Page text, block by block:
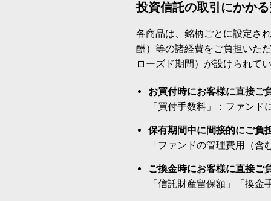
投資信託の取引にかか
各商品は、銘柄ごとに設定さ
酬）等の諸経費をご負担いた
ローズド期間）が設けられて
お買付時にお客様に直接ご
「買付手数料」：ファンド
保有期間中に間接的にご負
「ファンドの管理費用（
ご換金時にお客様に直接ご
「信託財産留保額」「換